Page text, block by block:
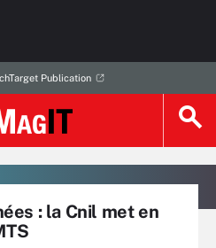
Publication
: la Cnil met en